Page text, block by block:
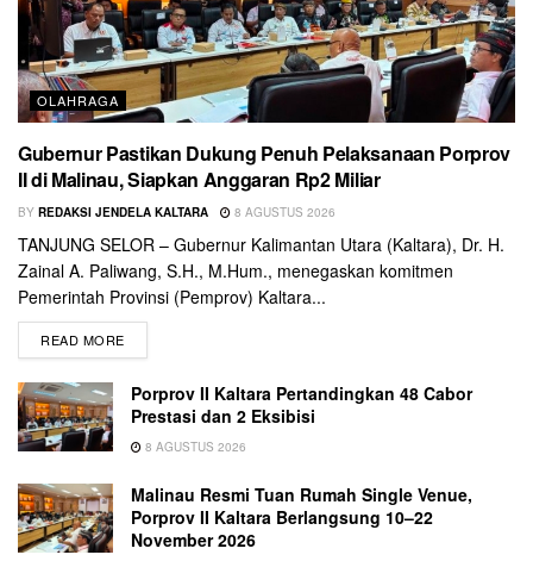
OLAHRAGA
Gubernur Pastikan Dukung Penuh Pelaksanaan Porprov
II di Malinau, Siapkan Anggaran Rp2 Miliar
BY REDAKSI JENDELA KALTARA 8 AGUSTUS 2026
TANJUNG SELOR – Gubernur Kalimantan Utara (Kaltara), Dr. H.
Zainal A. Paliwang, S.H., M.Hum., menegaskan komitmen
Pemerintah Provinsi (Pemprov) Kaltara...
READ MORE
Porprov II Kaltara Pertandingkan 48 Cabor
Prestasi dan 2 Eksibisi
8 AGUSTUS 2026
Malinau Resmi Tuan Rumah Single Venue,
Porprov II Kaltara Berlangsung 10–22
November 2026